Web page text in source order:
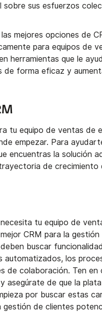
sobre sus esfuerzos
mejores opciones de
para equipos de
herramientas que le
forma eficaz y
tu equipo de ventas de
empezar. Para
encuentras la solución
de crecimiento
tu equipo de
CRM para la
buscar
automatizados, los
de colaboración. Ten en
asegúrate de que la
por buscar estas
gestión de clientes